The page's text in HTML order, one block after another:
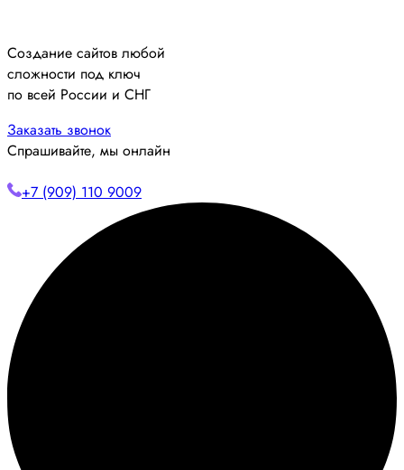
Создание сайтов любой
сложности под ключ
по всей России и СНГ
Заказать звонок
Спрашивайте, мы онлайн
+7 (909) 110 9009